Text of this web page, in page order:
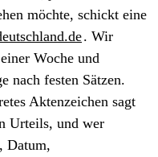
möchte, schickt eine
. Wir
Woche und
nach festen Sätzen.
Aktenzeichen sagt
Urteils, und wer
Datum,